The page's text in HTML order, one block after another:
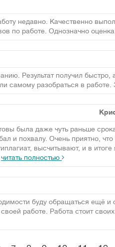
недавно. Качественно
по работе. Однозначно
Результат получил быстро,
самому разобраться в работе.
была даже чуть раньше
и похвалу. Очень приятно, что
высчитывают, и в итоге
читать полностью
буду обращаться ещё и
работе. Работа стоит